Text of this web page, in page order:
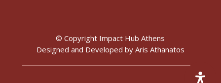
© Copyright Impact Hub Athens
Designed and Developed by Aris Athanatos